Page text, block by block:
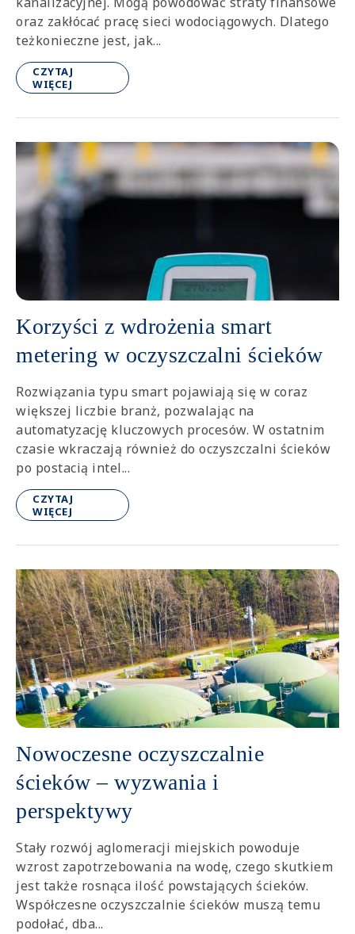
oraz zakłócać pracę sieci wodociągowych. Dlatego
teżkonieczne jest, jak...
CZYTAJ
WIĘCEJ
Korzyści z wdrożenia smart
metering w oczyszczalni ścieków
Rozwiązania typu smart pojawiają się w coraz
większej liczbie branż, pozwalając na
automatyzację kluczowych procesów. W ostatnim
czasie wkraczają również do oczyszczalni ścieków
po postacią intel...
CZYTAJ
WIĘCEJ
Nowoczesne oczyszczalnie
ścieków – wyzwania i
perspektywy
Stały rozwój aglomeracji miejskich powoduje
wzrost zapotrzebowania na wodę, czego skutkiem
jest także rosnąca ilość powstających ścieków.
Współczesne oczyszczalnie ścieków muszą temu
podołać, dba...